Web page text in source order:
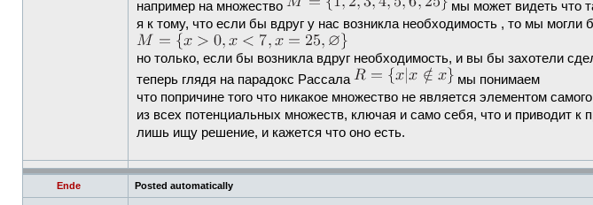
например на множество
мы может видеть что
я к тому, что если бы вдруг у нас возникла необходимость , то мы могли
но только, если бы возникла вдруг необходимость, и вы бы захотели
теперь глядя на парадокс Рассала
мы понимаем
что попричине того что никакое множество не является элементом
из всех потенциальных множеств, ключая и само себя, что и приводит к
лишь ищу решение, и кажется что оно есть.
Ende Posted automatically